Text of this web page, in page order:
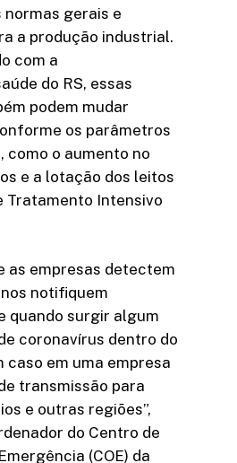
normas gerais e
a produção industrial.
com a
do RS, essas
podem mudar
os parâmetros
como o aumento no
e a lotação dos leitos
Tratamento Intensivo
as empresas detectem
notifiquem
quando surgir algum
coronavírus dentro do
caso em uma empresa
transmissão para
e outras regiões”,
do Centro de
(COE) da